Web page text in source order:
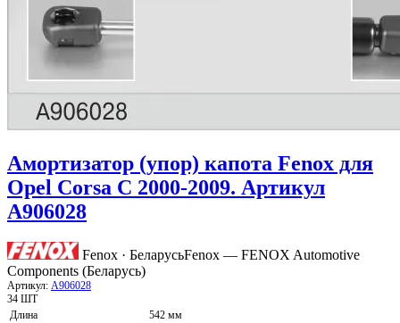
Амортизатор (упор) капота Fenox для
Opel Corsa C 2000-2009. Артикул
A906028
Fenox · БеларусьFenox — FENOX Automotive
Components (Беларусь)
Артикул: A906028
34 ШТ
Длина
542 мм